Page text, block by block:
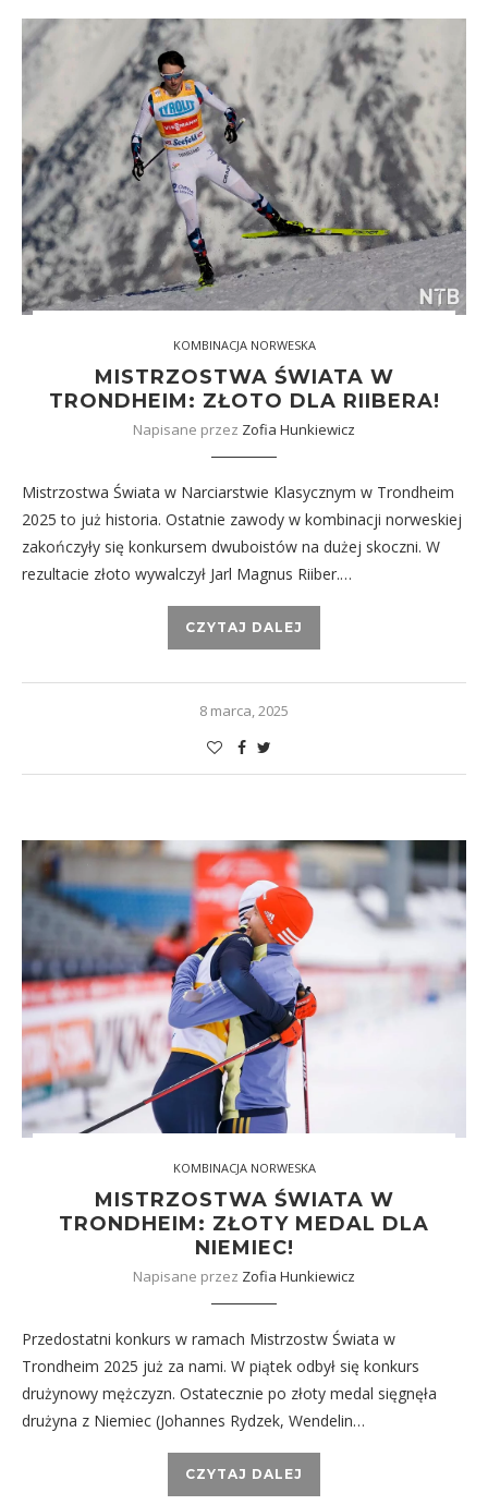
KOMBINACJA NORWESKA
MISTRZOSTWA ŚWIATA W
TRONDHEIM: ZŁOTO DLA RIIBERA!
Napisane przez Zofia Hunkiewicz
Mistrzostwa Świata w Narciarstwie Klasycznym w Trondheim
2025 to już historia. Ostatnie zawody w kombinacji norweskiej
zakończyły się konkursem dwuboistów na dużej skoczni. W
rezultacie złoto wywalczył Jarl Magnus Riiber.…
CZYTAJ DALEJ
8 marca, 2025
KOMBINACJA NORWESKA
MISTRZOSTWA ŚWIATA W
TRONDHEIM: ZŁOTY MEDAL DLA
NIEMIEC!
Napisane przez Zofia Hunkiewicz
Przedostatni konkurs w ramach Mistrzostw Świata w
Trondheim 2025 już za nami. W piątek odbył się konkurs
drużynowy mężczyzn. Ostatecznie po złoty medal sięgnęła
drużyna z Niemiec (Johannes Rydzek, Wendelin…
CZYTAJ DALEJ